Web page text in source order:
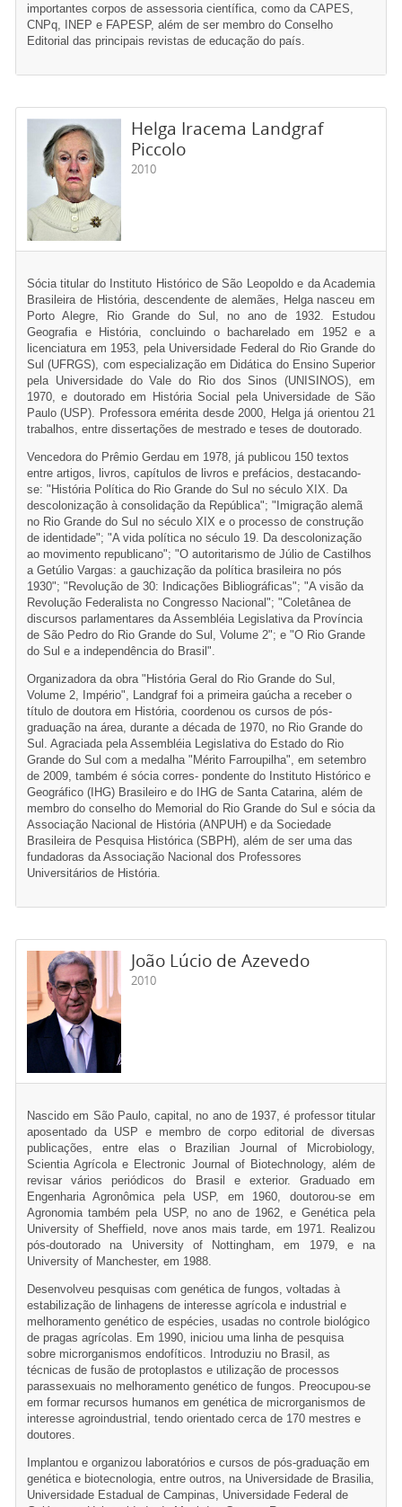
importantes corpos de assessoria científica, como da CAPES,
CNPq, INEP e FAPESP, além de ser membro do Conselho
Editorial das principais revistas de educação do país.
Helga Iracema Landgraf
Piccolo
2010
Sócia titular do Instituto Histórico de São Leopoldo e da Academia
Brasileira de História, descendente de alemães, Helga nasceu em
Porto Alegre, Rio Grande do Sul, no ano de 1932. Estudou
Geografia e História, concluindo o bacharelado em 1952 e a
licenciatura em 1953, pela Universidade Federal do Rio Grande do
Sul (UFRGS), com especialização em Didática do Ensino Superior
pela Universidade do Vale do Rio dos Sinos (UNISINOS), em
1970, e doutorado em História Social pela Universidade de São
Paulo (USP). Professora emérita desde 2000, Helga já orientou 21
trabalhos, entre dissertações de mestrado e teses de doutorado.
Vencedora do Prêmio Gerdau em 1978, já publicou 150 textos
entre artigos, livros, capítulos de livros e prefácios, destacando-
se: "História Política do Rio Grande do Sul no século XIX. Da
descolonização à consolidação da República"; "Imigração alemã
no Rio Grande do Sul no século XIX e o processo de construção
de identidade"; "A vida política no século 19. Da descolonização
ao movimento republicano"; "O autoritarismo de Júlio de Castilhos
a Getúlio Vargas: a gauchização da política brasileira no pós
1930"; "Revolução de 30: Indicações Bibliográficas"; "A visão da
Revolução Federalista no Congresso Nacional"; "Coletânea de
discursos parlamentares da Assembléia Legislativa da Província
de São Pedro do Rio Grande do Sul, Volume 2"; e "O Rio Grande
do Sul e a independência do Brasil".
Organizadora da obra "História Geral do Rio Grande do Sul,
Volume 2, Império", Landgraf foi a primeira gaúcha a receber o
título de doutora em História, coordenou os cursos de pós-
graduação na área, durante a década de 1970, no Rio Grande do
Sul. Agraciada pela Assembléia Legislativa do Estado do Rio
Grande do Sul com a medalha "Mérito Farroupilha", em setembro
de 2009, também é sócia corres- pondente do Instituto Histórico e
Geográfico (IHG) Brasileiro e do IHG de Santa Catarina, além de
membro do conselho do Memorial do Rio Grande do Sul e sócia da
Associação Nacional de História (ANPUH) e da Sociedade
Brasileira de Pesquisa Histórica (SBPH), além de ser uma das
fundadoras da Associação Nacional dos Professores
Universitários de História.
João Lúcio de Azevedo
2010
Nascido em São Paulo, capital, no ano de 1937, é professor titular
aposentado da USP e membro de corpo editorial de diversas
publicações, entre elas o Brazilian Journal of Microbiology,
Scientia Agrícola e Electronic Journal of Biotechnology, além de
revisar vários periódicos do Brasil e exterior. Graduado em
Engenharia Agronômica pela USP, em 1960, doutorou-se em
Agronomia também pela USP, no ano de 1962, e Genética pela
University of Sheffield, nove anos mais tarde, em 1971. Realizou
pós-doutorado na University of Nottingham, em 1979, e na
University of Manchester, em 1988.
Desenvolveu pesquisas com genética de fungos, voltadas à
estabilização de linhagens de interesse agrícola e industrial e
melhoramento genético de espécies, usadas no controle biológico
de pragas agrícolas. Em 1990, iniciou uma linha de pesquisa
sobre microrganismos endofíticos. Introduziu no Brasil, as
técnicas de fusão de protoplastos e utilização de processos
parassexuais no melhoramento genético de fungos. Preocupou-se
em formar recursos humanos em genética de microrganismos de
interesse agroindustrial, tendo orientado cerca de 170 mestres e
doutores.
Implantou e organizou laboratórios e cursos de pós-graduação em
genética e biotecnologia, entre outros, na Universidade de Brasilia,
Universidade Estadual de Campinas, Universidade Federal de